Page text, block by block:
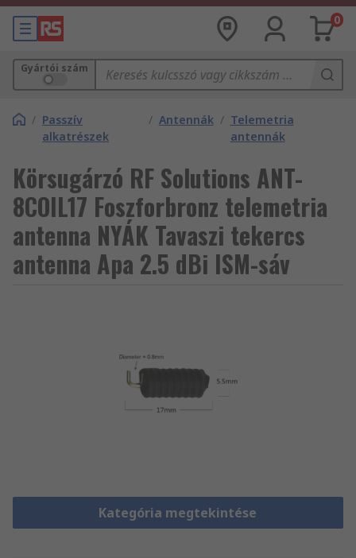
0
Gyártói szám
/ Passzív
alkatrészek
/ Antennák / Telemetria
antennák
Körsugárzó RF Solutions ANT-
8COIL17 Foszforbronz telemetria
antenna NYÁK Tavaszi tekercs
antenna Apa 2.5 dBi ISM-sáv
Kategória megtekintése